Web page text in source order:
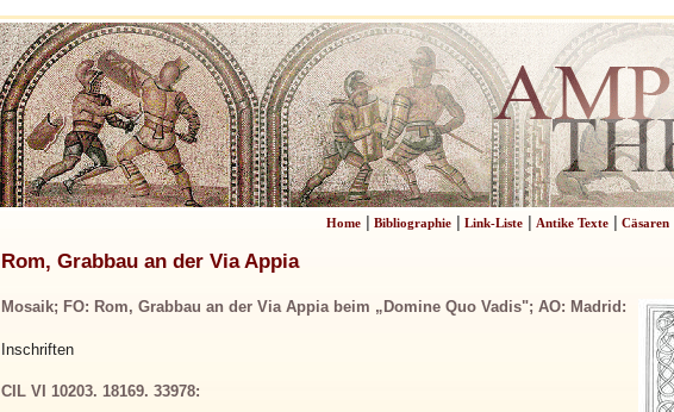
Home| Bibliographie| Link-Liste| Antike Texte| Cäsaren|
Rom, Grabbau an der Via Appia
Mosaik; FO: Rom, Grabbau an der Via Appia beim „Domine Quo Vadis"; AO: Madrid:
Inschriften
CIL VI 10203. 18169. 33978: